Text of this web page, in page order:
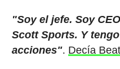
"Soy el jefe. Soy
Scott Sports. Y
acciones". Decía